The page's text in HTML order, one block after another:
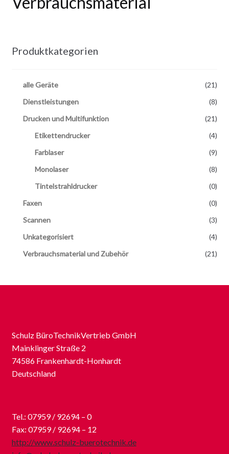
Produktkategorien
alle Geräte
(21)
Dienstleistungen
(8)
Drucken und Multifunktion
(21)
Etikettendrucker
(4)
Farblaser
(9)
Monolaser
(8)
Tintelstrahldrucker
(0)
Faxen
(0)
Scannen
(3)
Unkategorisiert
(4)
Verbrauchsmaterial und Zubehör
(21)
Schulz BüroTechnikVertrieb GmbH
Mainklinger Straße 2
74586 Frankenhardt-Honhardt
Deutschland
Tel.: 07959 / 92694 – 0
Fax: 07959 / 92694 – 12
http://www.schulz-buerotechnik.de